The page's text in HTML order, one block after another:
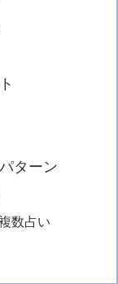
ターン
数占い